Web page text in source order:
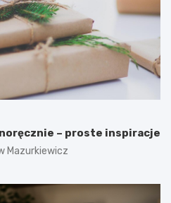
– proste inspiracje
Mazurkiewicz